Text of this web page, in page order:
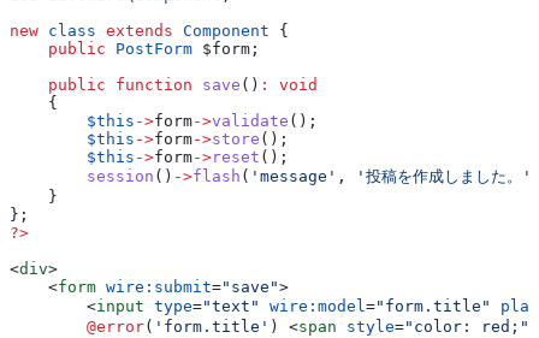
new class extends Component {
    public
PostForm $form ;
    public
function save () :
void
    {
        $this
->form->validate ();
        $this
->form->store ();
        $this
->form->reset ();
        session
() ->flash ( 'message' , '投稿を作成しました。'
    }
};
?>
<div>
    <
form wire:submit="save">
        <
input type="text" wire:model="form.title"
        @error
( 'form.title' ) <span style="color: red;"